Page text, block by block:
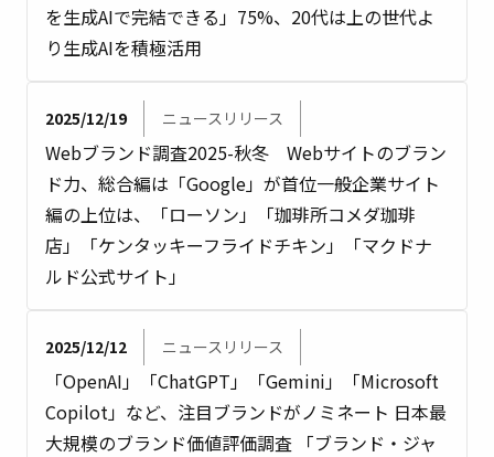
を生成AIで完結できる」75%、20代は上の世代よ
り生成AIを積極活用
2025/12/19 ニュースリリース
Webブランド調査2025-秋冬 Webサイトのブラン
ド力、総合編は「Google」が首位一般企業サイト
編の上位は、「ローソン」「珈琲所コメダ珈琲
店」「ケンタッキーフライドチキン」「マクドナ
ルド公式サイト」
2025/12/12 ニュースリリース
「OpenAI」「ChatGPT」「Gemini」「Microsoft
Copilot」など、注目ブランドがノミネート 日本最
大規模のブランド価値評価調査 「ブランド・ジャ